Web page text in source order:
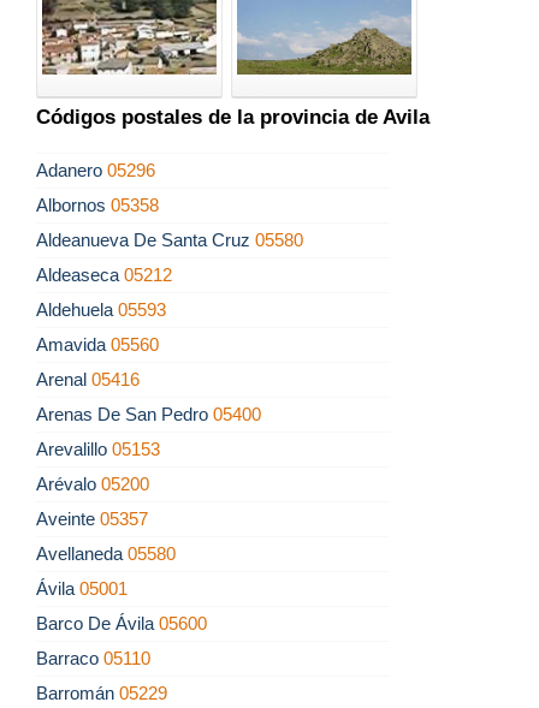
Códigos postales de la provincia de Avila
Adanero 05296
Albornos 05358
Aldeanueva De Santa Cruz 05580
Aldeaseca 05212
Aldehuela 05593
Amavida 05560
Arenal 05416
Arenas De San Pedro 05400
Arevalillo 05153
Arévalo 05200
Aveinte 05357
Avellaneda 05580
Ávila 05001
Barco De Ávila 05600
Barraco 05110
Barromán 05229